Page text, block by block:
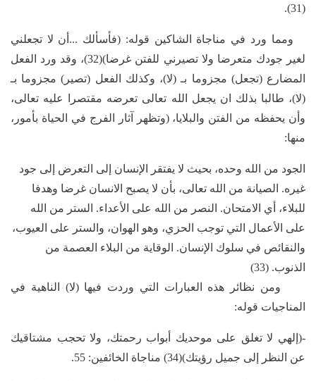
(31).
ومما ورد في مناجاة الشاكين قوله: (فأسألك ...أن لا تجعلني
لغير جودك متعرضا ولا تصيرني للفتن غرضا)(32)، وقد ورد الفعل
المضارع (تجعل) مجزوما بـ (لا)، وكذلك الفعل (تصير) مجزوما بـ
(لا)، طالبا بذلك ان يجعل الله تعالى تعرضه مقتصرا عليه تعالى،
وأن يحفظه من الفتن والبلايا، (وتظهر آثار الفرج في الحياة بأمور،
منها:
الجود من الله وحده، بحيث لا يفتقر الإنسان إلى التعرض إلى جود
غيره. الصيانة من الله تعالى، بأن لا يصبح الانسان غرضا وهدفا
للبلاء، أي الامتحان. النصر من الله على الأعداء. الستر من الله
على الأعمال التي توجب الحزي، وهو الهوان، والستر على العيوب،
والنقائص في سلوك الإنسان. الوقاية من البلاء العصمة من
الذنوب. (33)
ومن نظائر هذه العبارات التي وردت فيها (لا) الناهية في
المناجيات قوله:
-(إلهي لا تغلق على موحديك أبواب رحمتك، ولا تحجب مشتاقيك
عن النظر إلى جميل رؤيتك)(34) مناجاة الخائفين: 55.